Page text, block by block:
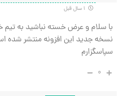
با سلام و عرض خسته نباشید به
نسخه جدید این افزونه منتشر شده
سپاسگزارم
۰